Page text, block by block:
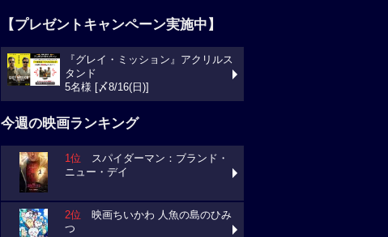
【プレゼントキャンペーン実施中】
『グレイ・ミッション』アクリルス
タンド
5名様 [〆8/16(日)]
今週の映画ランキング
1位 スパイダーマン：ブランド・
ニュー・デイ
2位 映画ちいかわ 人魚の島のひみ
つ